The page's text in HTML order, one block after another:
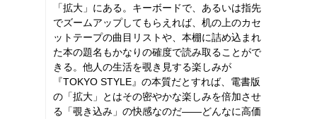
「拡大」にある。キーボードで、あるいは指先
でズームアップしてもらえれば、机の上のカセ
ットテープの曲目リストや、本棚に詰め込まれ
た本の題名もかなりの確度で読み取ることがで
きる。他人の生活を覗き見する楽しみが
『TOKYO STYLE』の本質だとすれば、電書版
の「拡大」とはその密やかな楽しみを倍加させ
る「覗き込み」の快感なのだ――どんなに高価